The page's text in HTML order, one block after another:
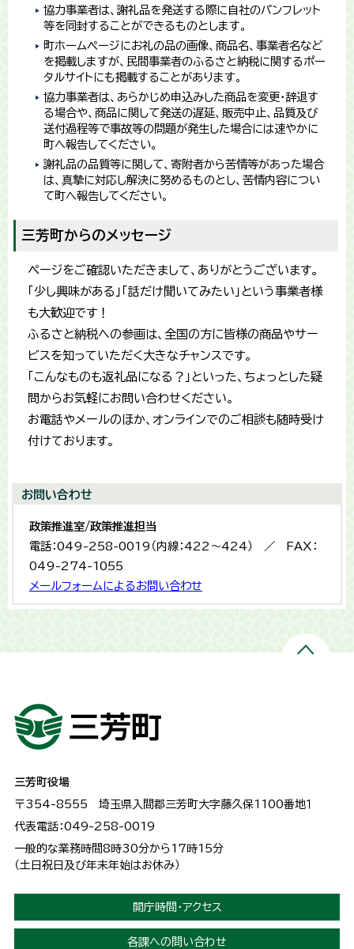
協力事業者は、謝礼品を発送する際に自社のパンフレット
等を同封することができるものとします。
町ホームページにお礼の品の画像、商品名、事業者名など
を掲載しますが、民間事業者のふるさと納税に関するポー
タルサイトにも掲載することがあります。
協力事業者は、あらかじめ申込みした商品を変更・辞退す
る場合や、商品に関して発送の遅延、販売中止、品質及び
送付過程等で事故等の問題が発生した場合には速やかに
町へ報告してください。
謝礼品の品質等に関して、寄附者から苦情等があった場合
は、真摯に対応し解決に努めるものとし、苦情内容につい
て町へ報告してください。
三芳町からのメッセージ
ページをご確認いただきまして、ありがとうございます。
「少し興味がある」「話だけ聞いてみたい」という事業者様
も大歓迎です！
​ふるさと納税への参画は、全国の方に皆様の商品やサー
ビスを知っていただく大きなチャンスです。
「こんなものも返礼品になる？」といった、ちょっとした疑
問からお気軽にお問い合わせください。
お電話やメールのほか、オンラインでのご相談も随時受け
付けております。
お問い合わせ
政策推進室/政策推進担当
電話：049-258-0019（内線：422～424） ／ FAX：
049-274-1055
メールフォームによるお問い合わせ
三芳町役場
〒354-8555 埼玉県入間郡三芳町大字藤久保1100番地１
代表電話：049-258-0019
一般的な業務時間8時30分から17時15分
（土日祝日及び年末年始はお休み）
開庁時間・アクセス
各課への問い合わせ